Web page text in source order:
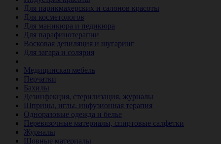
Для парикмахерских и салонов красоты
Для косметологов
Для маникюра и педикюра
Для парафинотерапии
Восковая депиляция и шугаринг
Для загара и солярия
Медицинская мебель
Перчатки
Бахилы
Дезинфекция, стерилизация, журналы
Шприцы, иглы, инфузионная терапия
Одноразовые одежда и белье
Перевязочные материалы, спиртовые салфетки
Журналы
Шовные материалы